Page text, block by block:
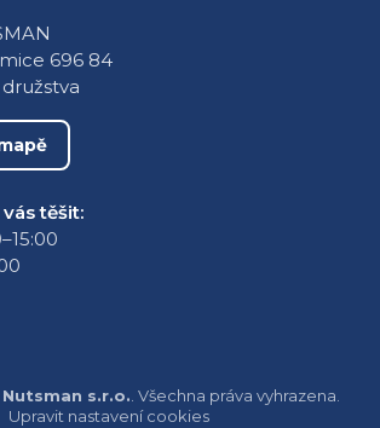
696 84
těšit:
Nutsman s.r.o. . Všechna práva vyhrazena.
Upravit nastavení cookies